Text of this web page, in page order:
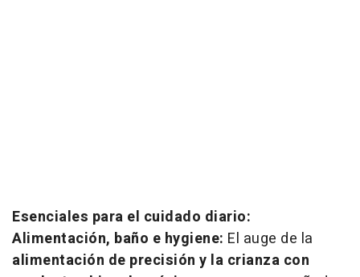
Esenciales para el cuidado diario:
Alimentación, baño e hygiene: El auge de la
alimentación de precisión y la crianza con